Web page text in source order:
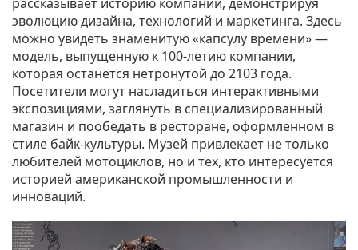
эволюцию дизайна, технологий и маркетинга. Здесь
можно увидеть знаменитую «капсулу времени» —
модель, выпущенную к 100-летию компании,
которая останется нетронутой до 2103 года.
Посетители могут насладиться интерактивными
экспозициями, заглянуть в специализированный
магазин и пообедать в ресторане, оформленном в
стиле байк-культуры. Музей привлекает не только
любителей мотоциклов, но и тех, кто интересуется
историей американской промышленности и
инноваций.